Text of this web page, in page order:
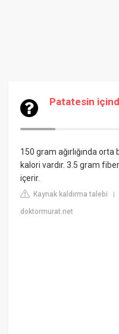
Patatesin
150 gram ağırlığında
kalori vardır. 3.5 gram
içerir.
Kaynak kaldırma talebi
doktormurat.net